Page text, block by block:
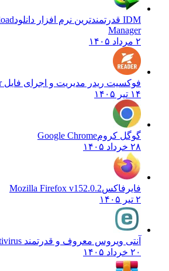
IDM قدرتمندترین نرم افزار دانلود
Manager
۲ مرداد ۱۴۰۵
فوکسیت ریدر مدیریت و اجرای فایل PDF
۱۴ تیر ۱۴۰۵
گوگل کرومGoogle Chrome
۲۸ خرداد ۱۴۰۵
فایرفاکسMozilla Firefox v152.0.2
۲ تیر ۱۴۰۵
آنتی ویروس معروف و قدرتمند NOD32
۲۰ خرداد ۱۴۰۵